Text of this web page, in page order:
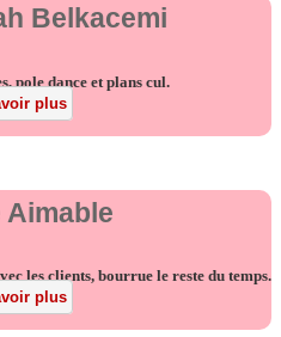
Belkacemi
pole dance et plans cul.
plus
Aimable
les clients, bourrue le reste du temps.
plus